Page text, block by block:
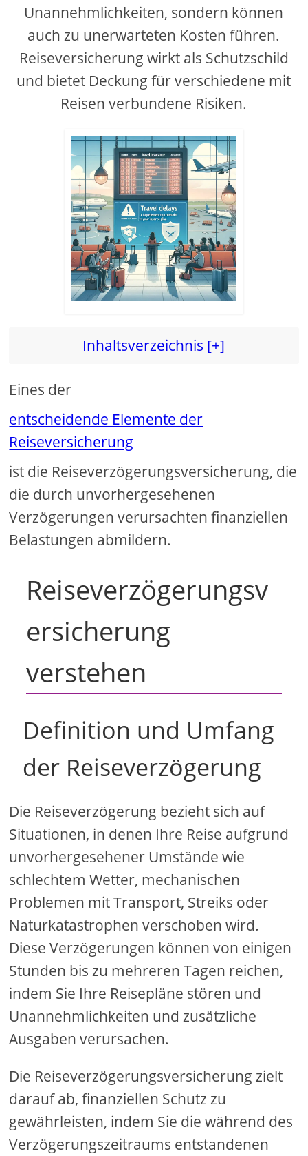
Unannehmlichkeiten, sondern können
auch zu unerwarteten Kosten führen.
Reiseversicherung wirkt als Schutzschild
und bietet Deckung für verschiedene mit
Reisen verbundene Risiken.
Inhaltsverzeichnis [+]
Eines der
entscheidende Elemente der
Reiseversicherung
ist die Reiseverzögerungsversicherung, die
die durch unvorhergesehenen
Verzögerungen verursachten finanziellen
Belastungen abmildern.
Reiseverzögerungsv
ersicherung
verstehen
Definition und Umfang
der Reiseverzögerung
Die Reiseverzögerung bezieht sich auf
Situationen, in denen Ihre Reise aufgrund
unvorhergesehener Umstände wie
schlechtem Wetter, mechanischen
Problemen mit Transport, Streiks oder
Naturkatastrophen verschoben wird.
Diese Verzögerungen können von einigen
Stunden bis zu mehreren Tagen reichen,
indem Sie Ihre Reisepläne stören und
Unannehmlichkeiten und zusätzliche
Ausgaben verursachen.
Die Reiseverzögerungsversicherung zielt
darauf ab, finanziellen Schutz zu
gewährleisten, indem Sie die während des
Verzögerungszeitraums entstandenen